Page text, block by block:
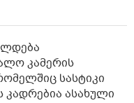
კამერის
სასტიკი
ასახული